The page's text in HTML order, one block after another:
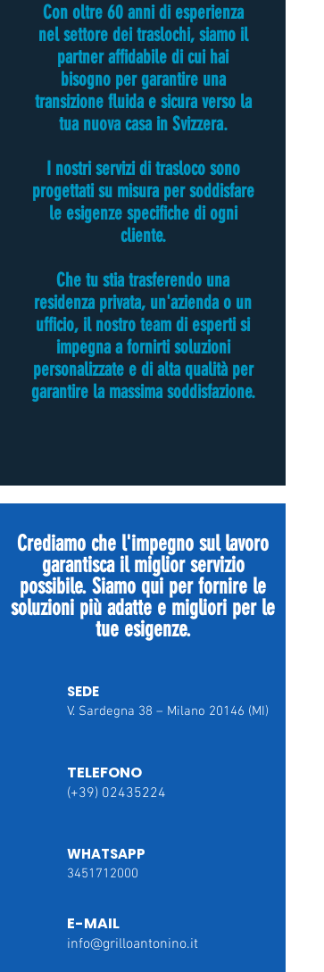
Con oltre 60 anni di esperienza
nel settore dei traslochi, siamo il
partner affidabile di cui hai
bisogno per garantire una
transizione fluida e sicura verso la
tua nuova casa in Svizzera.
I nostri servizi di trasloco sono
progettati su misura per soddisfare
le esigenze specifiche di ogni
cliente.
Che tu stia trasferendo una
residenza privata, un'azienda o un
ufficio, il nostro team di esperti si
impegna a fornirti soluzioni
personalizzate e di alta qualità per
garantire la massima soddisfazione.
Crediamo che l'impegno sul lavoro
garantisca il miglior servizio
possibile. Siamo qui per fornire le
soluzioni più adatte e migliori per le
tue esigenze.
SEDE
V. Sardegna 38 – Milano 20146 (MI)
TELEFONO
(+39) 02435224
WHATSAPP
3451712000
E-MAIL
info@grilloantonino.it